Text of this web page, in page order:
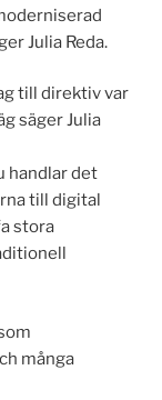
Julia Reda.
till direktiv var
säger Julia
handlar det
till digital
stora
många